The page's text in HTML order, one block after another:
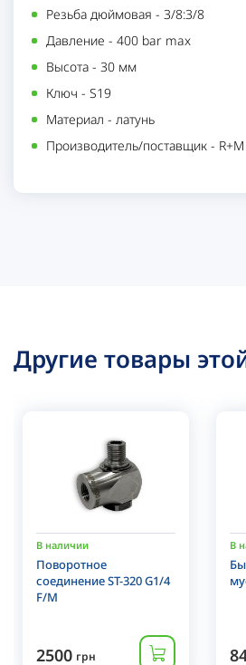
Резьба дюймовая - 3/8:3/8
Давление - 400 bar max
Высота - 30 мм
Ключ - S19
Материал - латунь
Производитель/поставщик -
Другие товары
В наличии
Поворотное
соединение ST-320 G1/4
F/M
2500 грн
В